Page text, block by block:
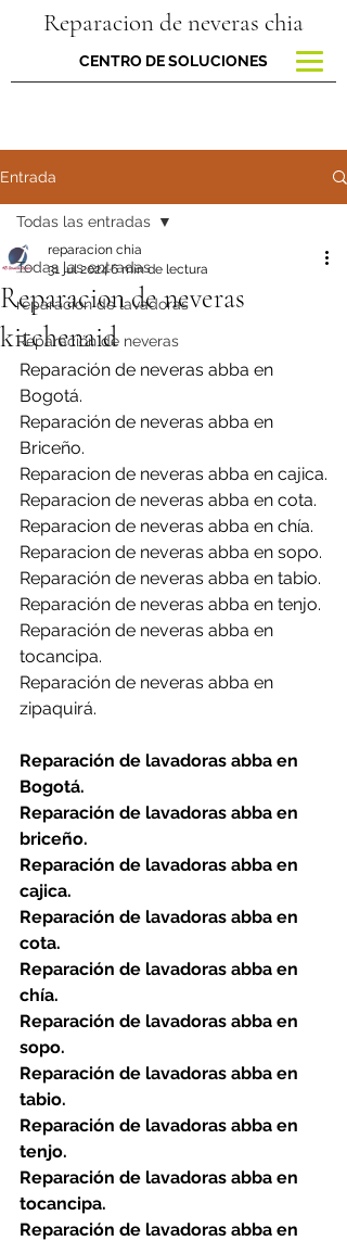
Reparacion de neveras chia
CENTRO DE SOLUCIONES
Entrada
Todas las entradas
reparacion de lavadoras
Reparación de neveras
Todas las entradas
Reparacion de neveras
kitchenaid
reparacion chia
31 jul 20246 min de lectura
Reparación de neveras abba en
Bogotá.
Reparación de neveras abba en
Briceño.
Reparacion de neveras abba en cajica.
Reparacion de neveras abba en cota.
Reparacion de neveras abba en chía.
Reparacion de neveras abba en sopo.
Reparación de neveras abba en tabio.
Reparación de neveras abba en tenjo.
Reparación de neveras abba en
tocancipa.
Reparación de neveras abba en
zipaquirá.
Reparación de lavadoras abba en
Bogotá.
Reparación de lavadoras abba en
briceño.
Reparación de lavadoras abba en
cajica.
Reparación de lavadoras abba en
cota.
Reparación de lavadoras abba en
chía.
Reparación de lavadoras abba en
sopo.
Reparación de lavadoras abba en
tabio.
Reparación de lavadoras abba en
tenjo.
Reparación de lavadoras abba en
tocancipa.
Reparación de lavadoras abba en